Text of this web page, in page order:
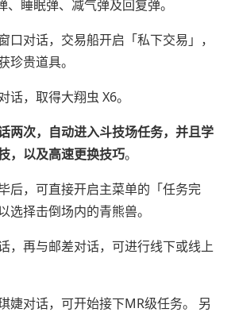
、睡眠弹、减气弹及回复弹。
口对话，交易船开启「私下交易」，
珍贵道具。
话，取得大翔虫 X6。
两次，自动进入斗技场任务，并且学
，以及高速更换技巧。
后，可直接开启主菜单的「任务完
选择击倒场内的青熊兽。
，再与邮差对话，可进行线下或线上
婕对话，可开始接下MR级任务。 另